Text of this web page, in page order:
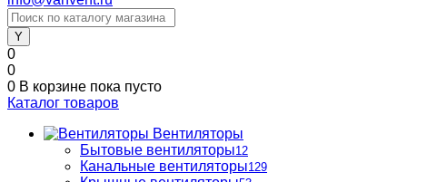
0
0
0 В корзине пока пусто
Каталог товаров
Вентиляторы
Бытовые вентиляторы12
Канальные вентиляторы129